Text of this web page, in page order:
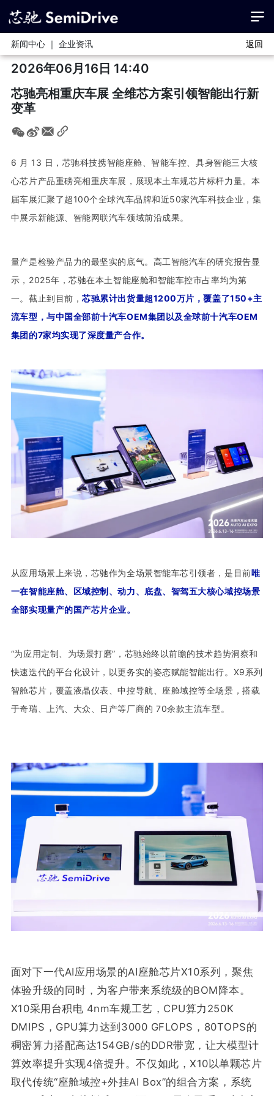
新闻中心 ｜ 企业资讯 返回
2026年06月16日 14:40
芯驰亮相重庆车展 全维芯方案引领智能出行新
变革
6 月 13 日，芯驰科技携智能座舱、智能车控、具身智能三大核
心芯片产品重磅亮相重庆车展，展现本土车规芯片标杆力量。本
届车展汇聚了超100个全球汽车品牌和近50家汽车科技企业，集
中展示新能源、智能网联汽车领域前沿成果。
量产是检验产品力的最坚实的底气。高工智能汽车的研究报告显
示，2025年，芯驰在本土智能座舱和智能车控市占率均为第
一。截止到目前，芯驰累计出货量超1200万片，覆盖了150+主
流车型，与中国全部前十汽车OEM集团以及全球前十汽车OEM
集团的7家均实现了深度量产合作。
从应用场景上来说，芯驰作为全场景智能车芯引领者，是目前唯
一在智能座舱、区域控制、动力、底盘、智驾五大核心域控场景
全部实现量产的国产芯片企业。
“为应用定制、为场景打磨”，芯驰始终以前瞻的技术趋势洞察和
快速迭代的平台化设计，以更务实的姿态赋能智能出行。X9系列
智舱芯片，覆盖液晶仪表、中控导航、座舱域控等全场景，搭载
于奇瑞、上汽、大众、日产等厂商的 70余款主流车型。
面对下一代AI应用场景的AI座舱芯片X10系列，聚焦
体验升级的同时，为客户带来系统级的BOM降本。
X10采用台积电 4nm车规工艺，CPU算力250K
DMIPS，GPU算力达到3000 GFLOPS，80TOPS的
稠密算力搭配高达154GB/s的DDR带宽，让大模型计
算效率提升实现4倍提升。不仅如此，X10以单颗芯片
取代传统“座舱域控+外挂AI Box”的组合方案，系统